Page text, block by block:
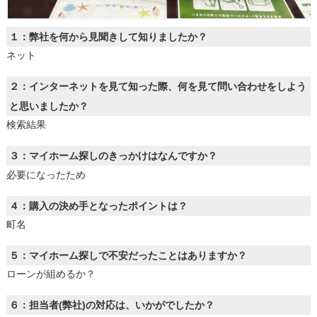
１：弊社を何から見聞きして知りましたか？
ネット
２：インターネットを見て知った際、何を見て問い合わせをしよう
と思いましたか？
検索結果
３：マイホーム探しのきっかけはなんですか？
必要になったため
４：購入の決め手となったポイントは？
町名
５：マイホーム探しで不安だったことはありますか？
ローンが組めるか？
６：担当者(弊社)の対応は、いかがでしたか？